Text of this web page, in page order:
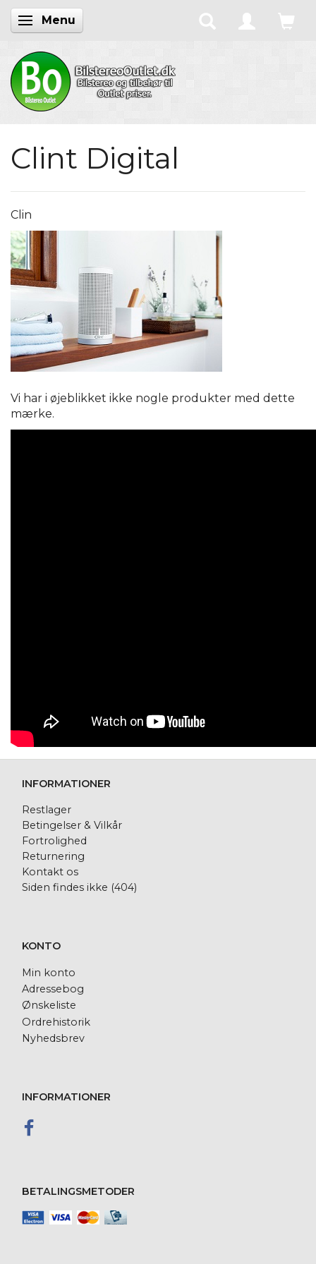
Skifte navigation
Menu
Clint Digital
Clin
Vi har i øjeblikket ikke nogle produkter med dette
mærke.
INFORMATIONER
Restlager
Betingelser & Vilkår
Fortrolighed
Returnering
Kontakt os
Siden findes ikke (404)
KONTO
Min konto
Adressebog
Ønskeliste
Ordrehistorik
Nyhedsbrev
INFORMATIONER
BETALINGSMETODER